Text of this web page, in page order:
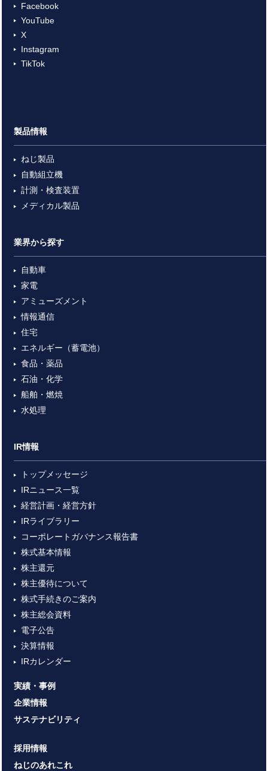
Facebook
YouTube
X
Instagram
TikTok
製品情報
ねじ製品
自動組立機
計測・検査装置
メディカル製品
業界から探す
自動車
家電
アミューズメント
情報通信
住宅
エネルギー（蓄電池）
食品・薬品
石油・化学
船舶・燃焼
水処理
IR情報
トップメッセージ
IRニュース一覧
経営計画・経営方針
IRライブラリー
コーポレートガバナンス報告書
株式基本情報
株主還元
株主優待について
株式手続きのご案内
株主総会資料
電子公告
決算情報
IRカレンダー
実績・事例
企業情報
サステナビリティ
採用情報
ねじのあれこれ